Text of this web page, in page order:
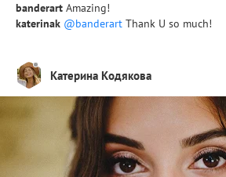
banderart Amazing!
katerinak @banderart Thank U so much!
Катерина Кодякова